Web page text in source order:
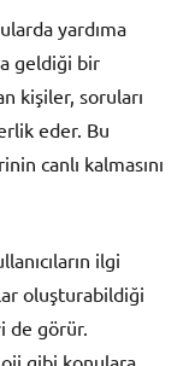
yardıma
geldiği bir
kişiler, soruları
eder. Bu
canlı kalmasını
ilgi
oluşturabildiği
de görür.